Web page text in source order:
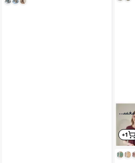
طقم نسائي بلوزة وبنطلون قماش مغسول تركي واسع بتفاصيل عصرية
1+